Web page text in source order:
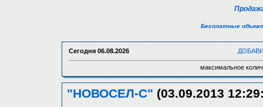
Бесплатные
Сегодня 06.08.2026
максимальное
"НОВОСЕЛ-С" (03.09.2013